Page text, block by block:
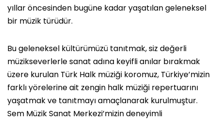
yıllar öncesinden bugüne kadar yaşatılan geleneksel
bir müzik türüdür.
Bu geleneksel kültürümüzü tanıtmak, siz değerli
müzikseverlerle sanat adına keyifli anılar bırakmak
üzere kurulan Türk Halk müziği koromuz, Türkiye’mizin
farklı yörelerine ait zengin halk müziği repertuarını
yaşatmak ve tanıtmayı amaçlanarak kurulmuştur.
Sem Müzik Sanat Merkezi’mizin deneyimli